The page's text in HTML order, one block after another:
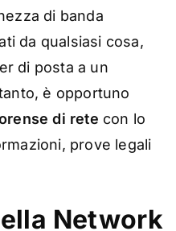
di banda
da qualsiasi cosa,
di posta a un
è opportuno
di rete con lo
prove legali
Network